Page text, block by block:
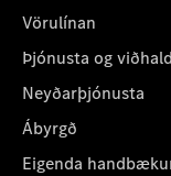
Vörulínan
Þjónusta og viðhald
Neyðarþjónusta
Ábyrgð
Eigenda